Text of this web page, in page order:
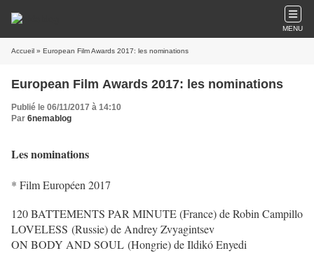
MENU
Accueil » European Film Awards 2017: les nominations
European Film Awards 2017: les nominations
Publié le 06/11/2017 à 14:10
Par 6nemablog
Les nominations
* Film Européen 2017
120 BATTEMENTS PAR MINUTE (France) de Robin Campillo
LOVELESS (Russie) de Andrey Zvyagintsev
ON BODY AND SOUL (Hongrie) de Ildikó Enyedi